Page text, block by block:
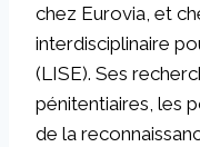
chez Eurovia, et
interdisciplinaire
(LISE). Ses
pénitentiaires, les
de la